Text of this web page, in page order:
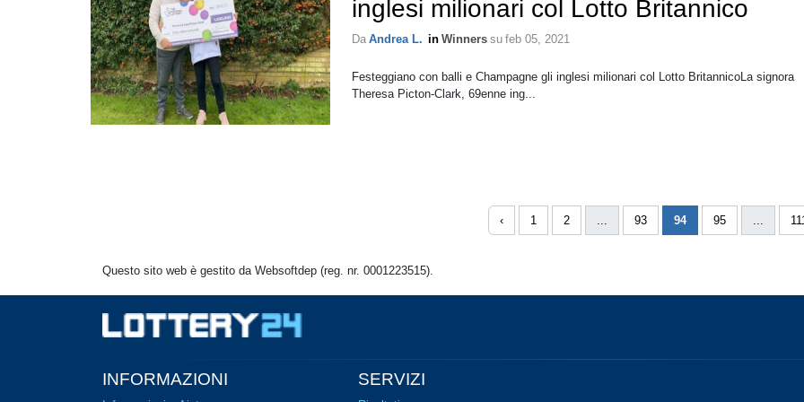
inglesi milionari col Lotto Britannico
Da Andrea L. in Winners su feb 05, 2021
Festeggiano con balli e Champagne gli inglesi milionari col Lotto BritannicoLa signora
Theresa Picton-Clark, 69enne ing...
‹ 1 2 93 94 95
Questo sito web è gestito da Websoftdep (reg. nr. 0001223515).
INFORMAZIONI SERVIZI